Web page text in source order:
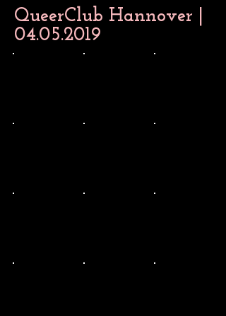
QueerClub Hannover |
04.05.2019